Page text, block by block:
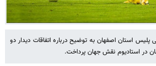
پلیس استان اصفهان به توضیح درباره اتفاقات دیدار دو
در استادیوم نقش جهان پرداخت.